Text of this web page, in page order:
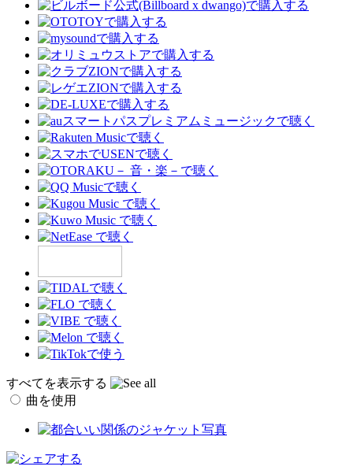
すべてを表示する
曲を使用